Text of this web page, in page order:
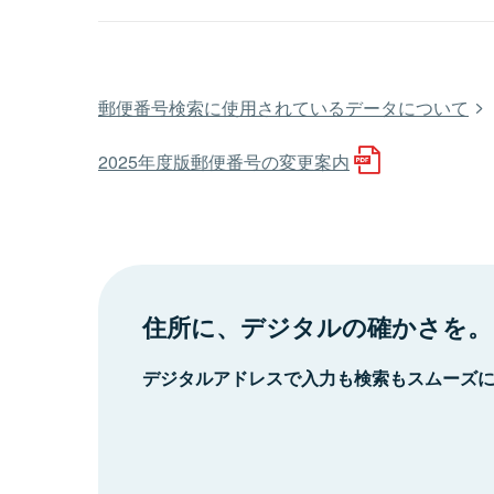
郵便番号検索に使用されているデータについて
2025年度版郵便番号の変更案内
住所に、デジタルの確かさを。
デジタルアドレスで入力も検索もスムーズ